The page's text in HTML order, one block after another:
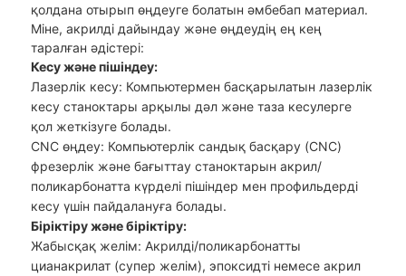
қолдана отырып өңдеуге болатын әмбебап материал.
Міне, акрилді дайындау және өңдеудің ең кең
таралған әдістері:
Кесу және пішіндеу:
Лазерлік кесу: Компьютермен басқарылатын лазерлік
кесу станоктары арқылы дәл және таза кесулерге
қол жеткізуге болады.
CNC өңдеу: Компьютерлік сандық басқару (CNC)
фрезерлік және бағыттау станоктарын акрил/
поликарбонатта күрделі пішіндер мен профильдерді
кесу үшін пайдалануға болады.
Біріктіру және біріктіру:
Жабысқақ желім: Акрилді/поликарбонатты
цианакрилат (супер желім), эпоксидті немесе акрил